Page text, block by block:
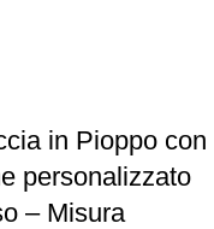
in Pioppo con
personalizzato
– Misura